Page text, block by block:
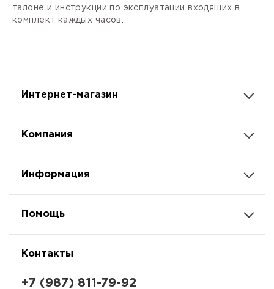
талоне и инструкции по эксплуатации входящих в
комплект каждых часов.
Интернет-магазин
Компания
Информация
Помощь
Контакты
+7 (987) 811-79-92